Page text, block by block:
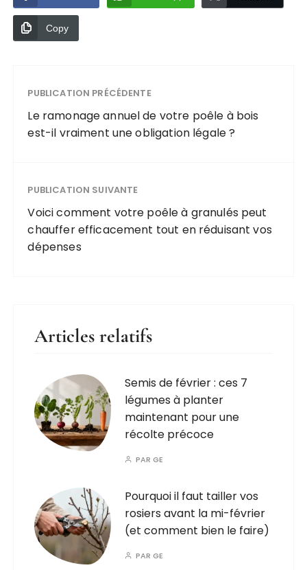
Copy
PUBLICATION PRÉCÉDENTE
Le ramonage annuel de votre poêle à bois
est-il vraiment une obligation légale ?
PUBLICATION SUIVANTE
Voici comment votre poêle à granulés peut
chauffer efficacement tout en réduisant vos
dépenses
Articles relatifs
Semis de février : ces 7
légumes à planter
maintenant pour une
récolte précoce
PARGE
Pourquoi il faut tailler vos
rosiers avant la mi-février
(et comment bien le faire)
PARGE